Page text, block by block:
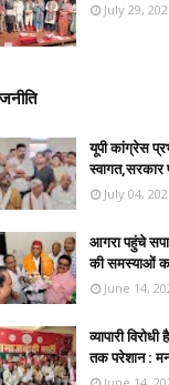
July 29,
यूपी कांग्रेस
स्वागत,सरकार
July 04,
आगरा पहुंचे
की समस्याओं
June 14,
व्यापारी
तक परेशान :